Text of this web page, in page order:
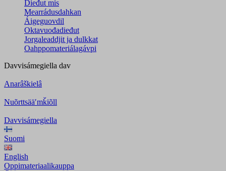
Dieđut mis
Mearrádusdahkan
Áigeguovdil
Oktavuođadieđut
Jorgaleaddjit ja dulkkat
Oahppomateriálagávpi
Davvisámegiella dav
Anarâškielâ
Nuõrttsääʹmǩiõll
Davvisámegiella
Suomi
English
Oppimateriaalikauppa